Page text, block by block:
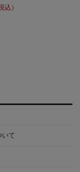
込）
いて